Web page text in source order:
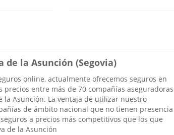
la Asunción (Segovia)
online, actualmente ofrecemos seguros en
precios entre más de 70 compañías aseguradoras
la Asunción. La ventaja de utilizar nuestro
de ámbito nacional que no tienen presencia
a precios más competitivos que los que
de la Asunción